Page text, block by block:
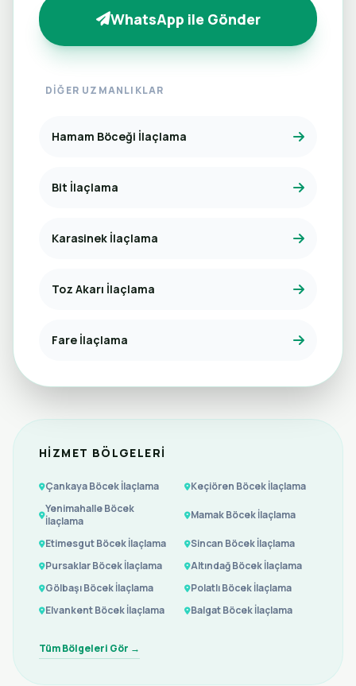
WhatsApp ile Gönder
DIĞER UZMANLIKLAR
Hamam Böceği İlaçlama
Bit İlaçlama
Karasinek İlaçlama
Toz Akarı İlaçlama
Fare İlaçlama
HIZMET BÖLGELERI
Çankaya Böcek İlaçlama
Keçiören Böcek İlaçlama
Yenimahalle Böcek
İlaçlama
Mamak Böcek İlaçlama
Etimesgut Böcek İlaçlama
Sincan Böcek İlaçlama
Pursaklar Böcek İlaçlama
Altındağ Böcek İlaçlama
Gölbaşı Böcek İlaçlama
Polatlı Böcek İlaçlama
Elvankent Böcek İlaçlama
Balgat Böcek İlaçlama
Tüm Bölgeleri Gör →